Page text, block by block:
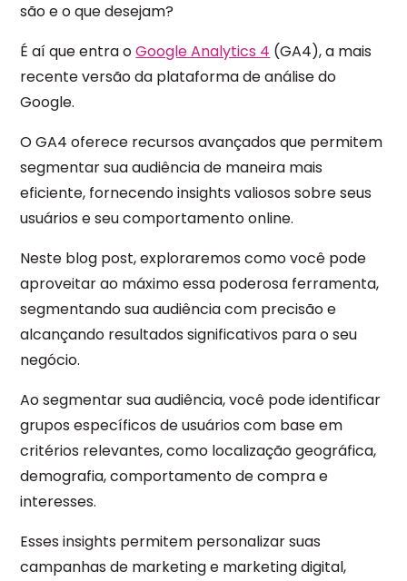
são e o que desejam?
É aí que entra oGoogle Analytics 4 (GA4), a mais
recente versão da plataforma de análise do
Google.
O GA4 oferece recursos avançados que permitem
segmentar sua audiência de maneira mais
eficiente, fornecendo insights valiosos sobre seus
usuários e seu comportamento online.
Neste blog post, exploraremos como você pode
aproveitar ao máximo essa poderosa ferramenta,
segmentando sua audiência com precisão e
alcançando resultados significativos para o seu
negócio.
Ao segmentar sua audiência, você pode identificar
grupos específicos de usuários com base em
critérios relevantes, como localização geográfica,
demografia, comportamento de compra e
interesses.
Esses insights permitem personalizar suas
campanhas de marketing e marketing digital,